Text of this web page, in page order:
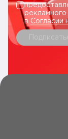
в Согласии